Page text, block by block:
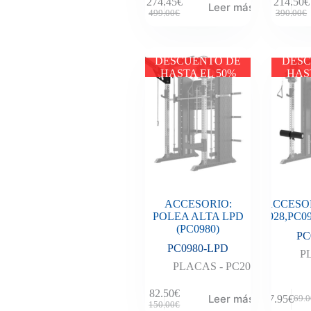
499.00€ Leer más 390.00€
DESCUENTO DE
HASTA EL 50%
ACCESORIO:
POLEA ALTA LPD
(PC0980)
PC0980-LPD
PLACAS - PC20
150.00€
82.50€ Leer más 37.95€